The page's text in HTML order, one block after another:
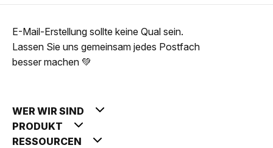
E-Mail-Erstellung sollte keine Qual sein.
Lassen Sie uns gemeinsam jedes Postfach
besser machen 💚
WER WIR SIND
PRODUKT
RESSOURCEN